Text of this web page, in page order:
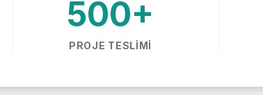
500+
PROJE TESLIMI